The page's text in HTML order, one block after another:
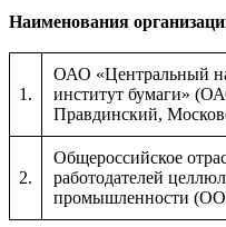
Наименования
1.
ОАО «Центральный
институт бумаги»
Правдинский,
2.
Общероссийское
работодателей
промышленности